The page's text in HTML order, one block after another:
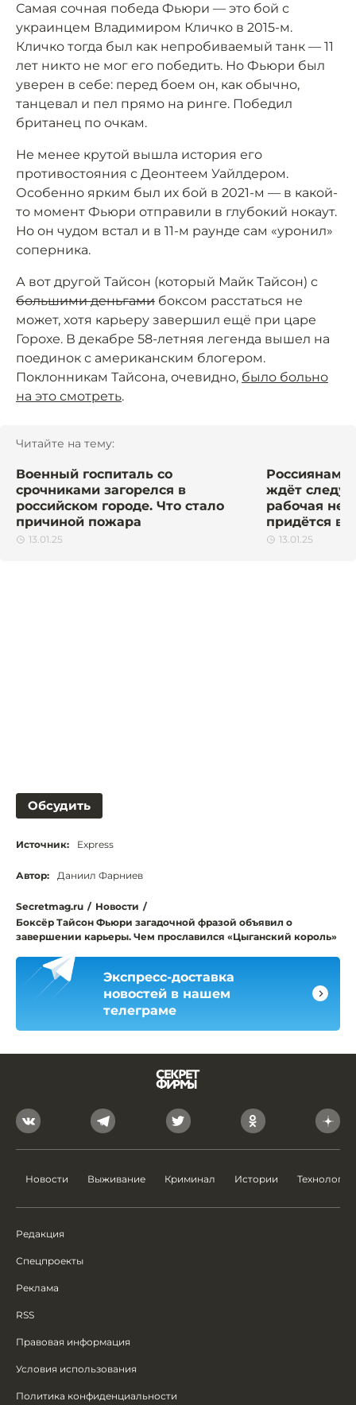
Самая сочная победа Фьюри — это бой с
украинцем Владимиром Кличко в 2015-м.
Кличко тогда был как непробиваемый танк — 11
лет никто не мог его победить. Но Фьюри был
уверен в себе: перед боем он, как обычно,
танцевал и пел прямо на ринге. Победил
британец по очкам.
Не менее крутой вышла история его
противостояния с Деонтеем Уайлдером.
Особенно ярким был их бой в 2021-м — в какой-
то момент Фьюри отправили в глубокий нокаут.
Но он чудом встал и в 11-м раунде сам «уронил»
соперника.
А вот другой Тайсон (который Майк Тайсон) с
большими деньгами боксом расстаться не
может, хотя карьеру завершил ещё при царе
Горохе. В декабре 58-летняя легенда вышел на
поединок с американским блогером.
Поклонникам Тайсона, очевидно, было больно
на это смотреть.
Читайте на тему:
Военный госпиталь со
срочниками загорелся в
российском городе. Что стало
причиной пожара
13.01.25
Россиянам
ждёт
рабочая
придётся
13.01.25
Обсудить
Источник: Express
Автор: Даниил Фарниев
Secretmag.ru / Новости /
Боксёр Тайсон Фьюри загадочной фразой объявил о
завершении карьеры. Чем прославился «Цыганский король»
Экспресс-доставка
новостей в нашем
телеграме
Новости Выживание Криминал Истории Технологии
Редакция
Спецпроекты
Реклама
RSS
Правовая информация
Условия использования
Политика конфиденциальности